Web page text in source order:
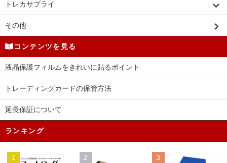
トレカサプライ
その他
コンテンツを見る
液晶保護フィルムをきれいに貼るポイント
トレーディングカードの保管方法
延長保証について
ランキング
1 2 3